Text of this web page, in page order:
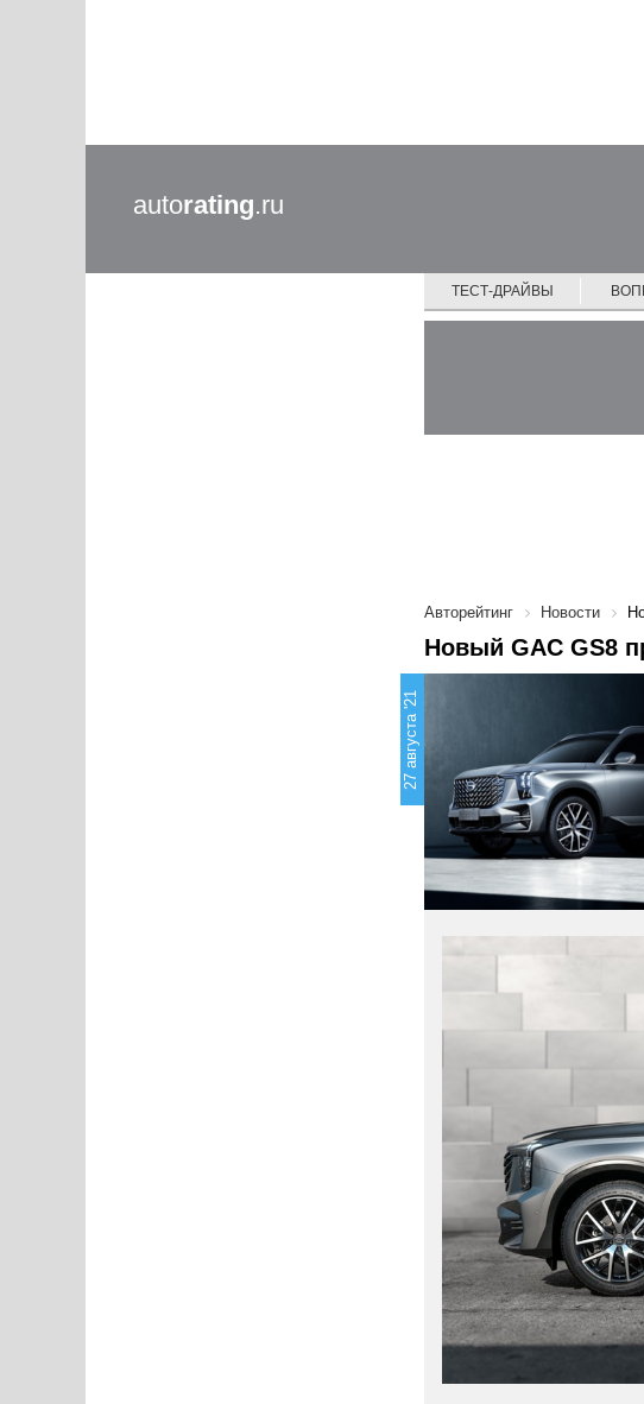
autorating.ru
ТЕСТ-ДРАЙВЫ
Авторейтинг Новости
Новый GAC GS8
27 августа '21